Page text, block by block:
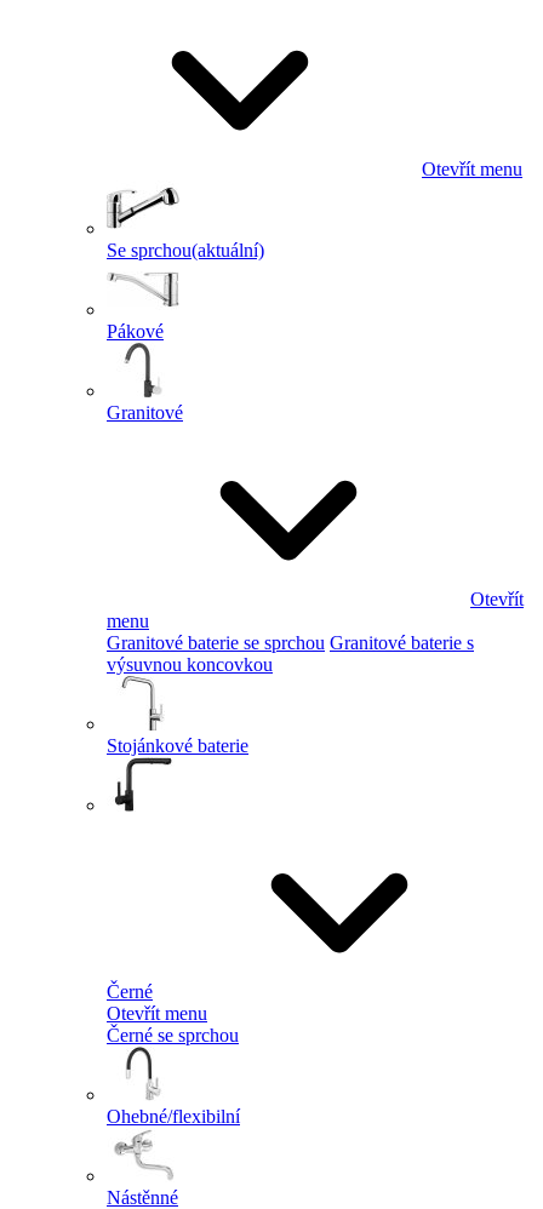
Otevřít menu
Se sprchou(aktuální)
Pákové
Granitové
Otevřít
menu
Granitové baterie se sprchou Granitové baterie s
výsuvnou koncovkou
Stojánkové baterie
Černé
Otevřít menu
Černé se sprchou
Ohebné/flexibilní
Nástěnné